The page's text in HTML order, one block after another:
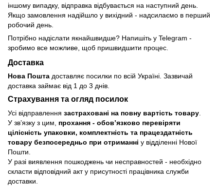
іншому випадку, відправка відбувається на наступний день.
Якщо замовлення надійшло у вихідний - надсилаємо в перший
робочий день.
Потрібно надіслати якнайшвидше? Напишіть у Telegram -
зробимо все можливе, щоб пришвидшити процес.
Доставка
Нова Пошта доставляє посилки по всій Україні. Зазвичай
доставка займає від 1 до 3 днів.
Страхування та огляд посилок
Усі відправлення застраховані на повну вартість товару.
У зв’язку з цим, прохання - обовʼязково перевіряти
цілісність упаковки, комплектність та працездатність
товару безпосередньо при отриманні у відділенні Нової
Пошти.
У разі виявлення пошкоджень чи несправностей - необхідно
скласти відповідний акт у присутності працівника служби
доставки.